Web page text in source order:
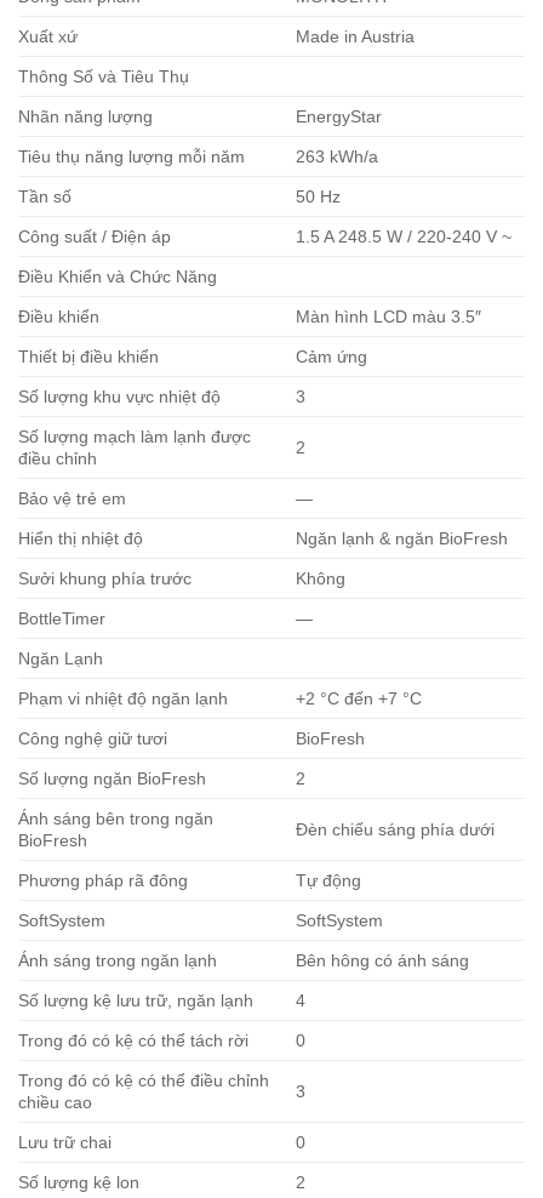
Xuất xứ Made in Austria
Thông Số và Tiêu Thụ
Nhãn năng lượng EnergyStar
Tiêu thụ năng lượng mỗi năm 263 kWh/a
Tần số 50 Hz
Công suất / Điện áp 1.5 A 248.5 W / 220-240 V ~
Điều Khiển và Chức Năng
Điều khiển Màn hình LCD màu 3.5″
Thiết bị điều khiển Cảm ứng
Số lượng khu vực nhiệt độ 3
Số lượng mạch làm lạnh được
điều chỉnh
2
Bảo vệ trẻ em —
Hiển thị nhiệt độ Ngăn lạnh & ngăn BioFresh
Sưởi khung phía trước Không
BottleTimer —
Ngăn Lạnh
Phạm vi nhiệt độ ngăn lạnh +2 °C đến +7 °C
Công nghệ giữ tươi BioFresh
Số lượng ngăn BioFresh 2
Ánh sáng bên trong ngăn
BioFresh
Đèn chiếu sáng phía dưới
Phương pháp rã đông Tự động
SoftSystem SoftSystem
Ánh sáng trong ngăn lạnh Bên hông có ánh sáng
Số lượng kệ lưu trữ, ngăn lạnh 4
Trong đó có kệ có thể tách rời 0
Trong đó có kệ có thể điều chỉnh
chiều cao
3
Lưu trữ chai 0
Số lượng kệ lon 2